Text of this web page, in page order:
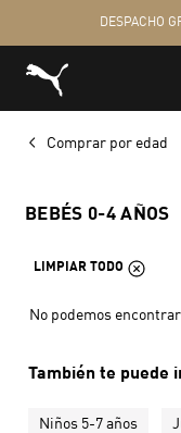
Comprar por edad
BEBÉS 0-4 AÑOS
LIMPIAR TODO
No podemos
También te puede
Niños 5-7 años